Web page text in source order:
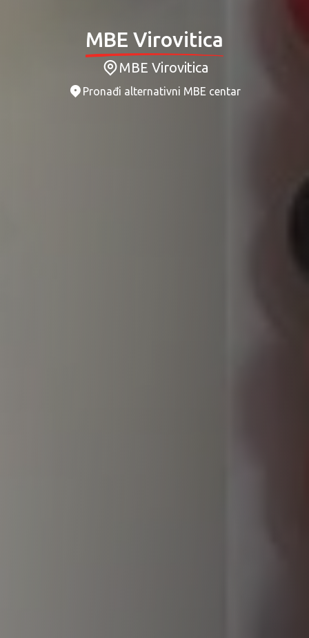
MBE Virovitica
MBE Virovitica
Pronađi alternativni MBE centar